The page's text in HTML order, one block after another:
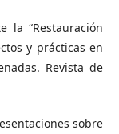
la “Restauración
y prácticas en
Revista de
sobre